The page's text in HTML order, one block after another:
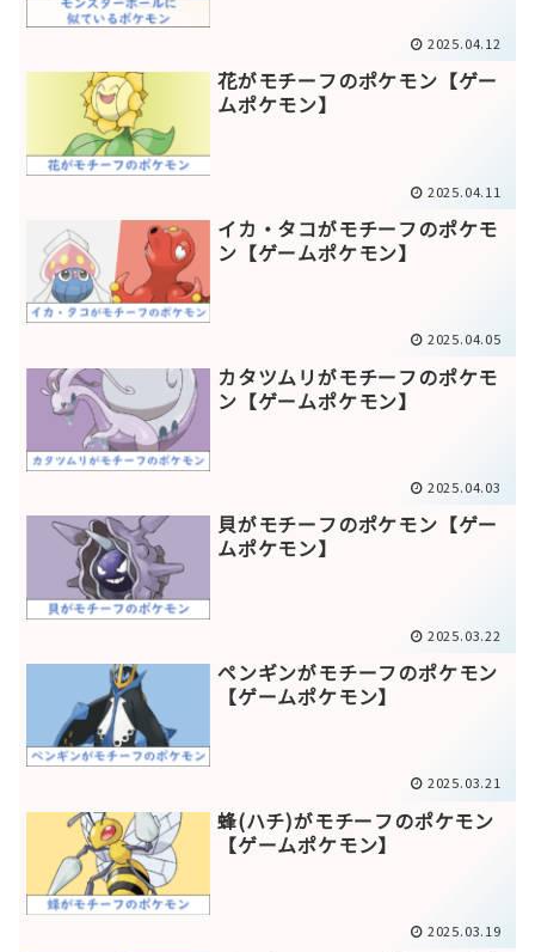
2025.04.12
花がモチーフのポケモン【ゲー
ムポケモン】
2025.04.11
イカ・タコがモチーフのポケモ
ン【ゲームポケモン】
2025.04.05
カタツムリがモチーフのポケモ
ン【ゲームポケモン】
2025.04.03
貝がモチーフのポケモン【ゲー
ムポケモン】
2025.03.22
ペンギンがモチーフのポケモン
【ゲームポケモン】
2025.03.21
蜂(ハチ)がモチーフのポケモン
【ゲームポケモン】
2025.03.19